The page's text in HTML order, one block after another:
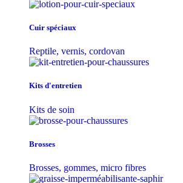
Cuir spéciaux
Reptile, vernis, cordovan
Kits d'entretien
Kits de soin
Brosses
Brosses, gommes, micro fibres